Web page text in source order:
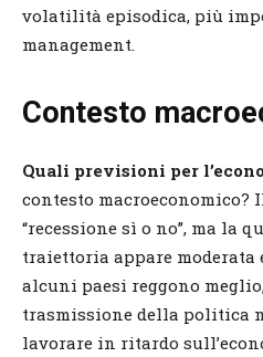
volatilità episodica, più
management.
Contesto
Quali previsioni per
contesto macroeconomico?
“recessione sì o no”, ma la
traiettoria appare moderata
alcuni paesi reggono
trasmissione della politica
lavorare in ritardo